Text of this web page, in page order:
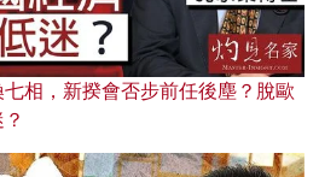
相，新揆會否步前任後塵？脫歐